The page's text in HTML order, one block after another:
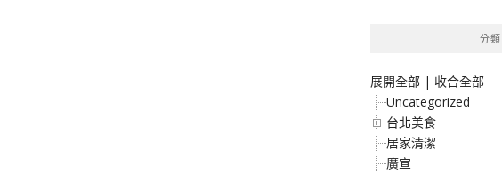
分類
展開全部 | 收合全部
Uncategorized
台北美食
居家清潔
廣宣